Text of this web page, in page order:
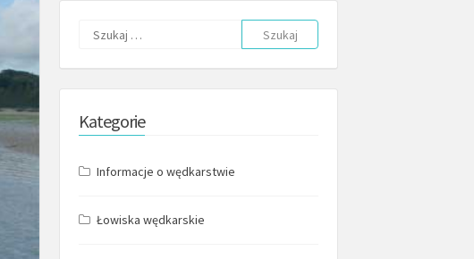
Szukaj:
Kategorie
Informacje o wędkarstwie
Łowiska wędkarskie